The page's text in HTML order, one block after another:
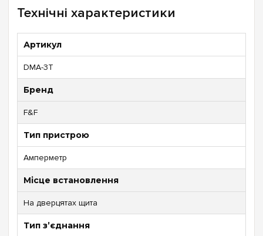
Технічні характеристики
Артикул
DMA-3T
Бренд
F&F
Тип пристрою
Амперметр
Місце встановлення
На дверцятах щита
Тип з’єднання